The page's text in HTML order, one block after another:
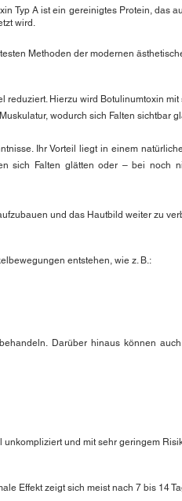
Typ A ist ein gereinigtes Protein, das
wird.
Methoden der modernen
Hierzu wird Botulinumtoxin
wodurch sich Falten sichtbar
Ihr Vorteil liegt in einem
sich Falten glätten oder – bei noch
und das Hautbild weiter zu
entstehen, wie z. B.:
Darüber hinaus können
und mit sehr geringem
Effekt zeigt sich meist nach 7 bis 14